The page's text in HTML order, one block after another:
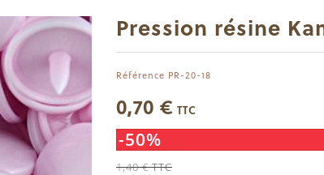
Pression résine
Référence PR-20-18
0,70 € TTC
-50%
1,40 €TTC